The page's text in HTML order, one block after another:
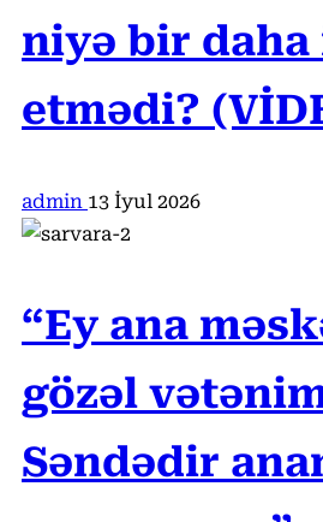
niyə bir daha
etmədi?
admin 13 İyul 2026
“Ey ana
gözəl
Səndədir